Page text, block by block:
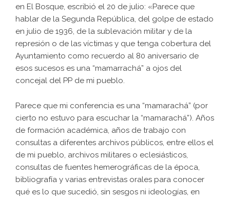
en El Bosque, escribió el 20 de julio: «Parece que
hablar de la Segunda República, del golpe de estado
en julio de 1936, de la sublevación militar y de la
represión o de las víctimas y que tenga cobertura del
Ayuntamiento como recuerdo al 80 aniversario de
esos sucesos es una “mamarrachá” a ojos del
concejal del PP de mi pueblo.
Parece que mi conferencia es una “mamarachá” (por
cierto no estuvo para escuchar la “mamarachá”). Años
de formación académica, años de trabajo con
consultas a diferentes archivos públicos, entre ellos el
de mi pueblo, archivos militares o eclesiásticos,
consultas de fuentes hemerográficas de la época,
bibliografía y varias entrevistas orales para conocer
qué es lo que sucedió, sin sesgos ni ideologías, en